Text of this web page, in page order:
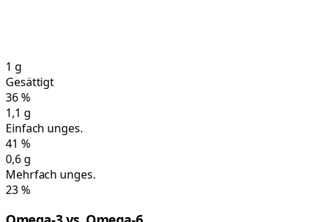
1 g
Gesättigt
36%
1,1 g
Einfach unges.
41 %
0,6g
Mehrfach unges.
23%